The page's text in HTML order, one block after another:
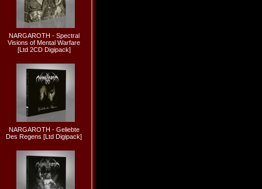
NARGAROTH - Spectral
Visions of Mental Warfare
[Ltd 2CD Digipack]
NARGAROTH - Geliebte
Des Regens [Ltd Digipack]